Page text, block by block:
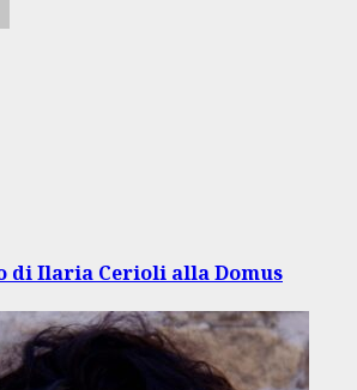
di Ilaria Cerioli alla Domus